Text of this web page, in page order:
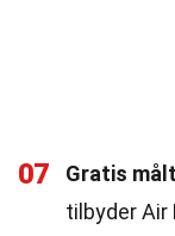
07 Gratis
tilbyder Air